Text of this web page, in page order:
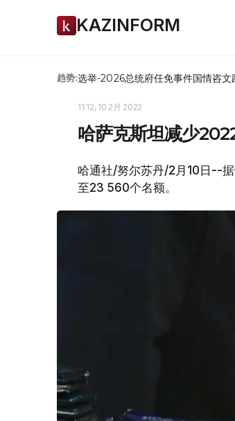
KAZINFORM
趋势:选举-2026总统府任免事件国情咨文
11:12, 10 2月 2022
哈萨克斯坦减少
哈通社/努尔苏丹/2月10日--
至23 560个名额。